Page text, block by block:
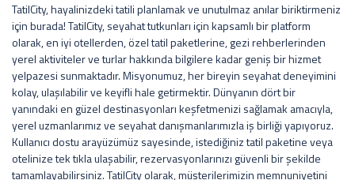
TatilCity, hayalinizdeki tatili planlamak ve unutulmaz anılar biriktirmeniz
için burada! TatilCity, seyahat tutkunları için kapsamlı bir platform
olarak, en iyi otellerden, özel tatil paketlerine, gezi rehberlerinden
yerel aktiviteler ve turlar hakkında bilgilere kadar geniş bir hizmet
yelpazesi sunmaktadır. Misyonumuz, her bireyin seyahat deneyimini
kolay, ulaşılabilir ve keyifli hale getirmektir. Dünyanın dört bir
yanındaki en güzel destinasyonları keşfetmenizi sağlamak amacıyla,
yerel uzmanlarımız ve seyahat danışmanlarımızla iş birliği yapıyoruz.
Kullanıcı dostu arayüzümüz sayesinde, istediğiniz tatil paketine veya
otelinize tek tıkla ulaşabilir, rezervasyonlarınızı güvenli bir şekilde
tamamlayabilirsiniz. TatilCity olarak, müşterilerimizin memnuniyetini